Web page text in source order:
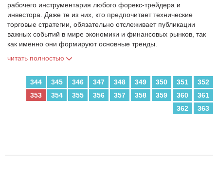
рабочего инструментария любого форекс-трейдера и
инвестора. Даже те из них, кто предпочитает технические
торговые стратегии, обязательно отслеживает публикации
важных событий в мире экономики и финансовых рынков, так
как именно они формируют основные тренды.
читать полностью
344 345 346 347 348 349 350 351
352
353
354 355 356 357 358 359 360
361
362
363